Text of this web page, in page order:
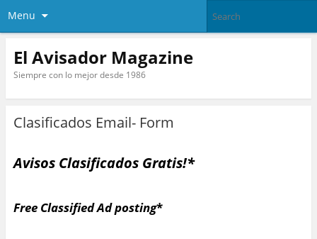
Menu
El Avisador Magazine
Siempre con lo mejor desde 1986
Clasificados Email- Form
Avisos Clasificados Gratis!*
Free Classified Ad posting*